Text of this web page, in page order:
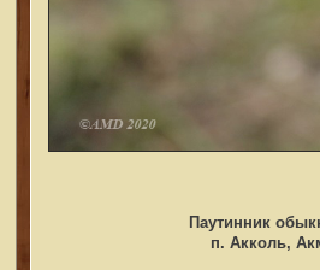
Паутинник
п. Акколь,